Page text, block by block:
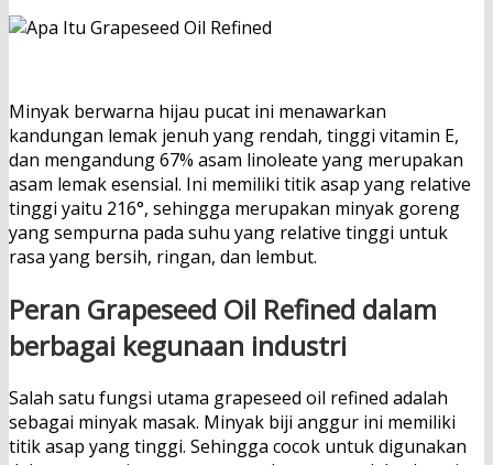
Minyak berwarna hijau pucat ini menawarkan
kandungan lemak jenuh yang rendah, tinggi vitamin E,
dan mengandung 67% asam linoleate yang merupakan
asam lemak esensial. Ini memiliki titik asap yang relative
tinggi yaitu 216°, sehingga merupakan minyak goreng
yang sempurna pada suhu yang relative tinggi untuk
rasa yang bersih, ringan, dan lembut.
Peran Grapeseed Oil Refined dalam
berbagai kegunaan industri
Salah satu fungsi utama grapeseed oil refined adalah
sebagai minyak masak. Minyak biji anggur ini memiliki
titik asap yang tinggi. Sehingga cocok untuk digunakan